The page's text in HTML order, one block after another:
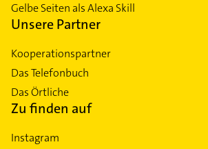
Gelbe Seiten als Alexa Skill
Unsere Partner
Kooperationspartner
Das Telefonbuch
Das Örtliche
Zu finden auf
Instagram